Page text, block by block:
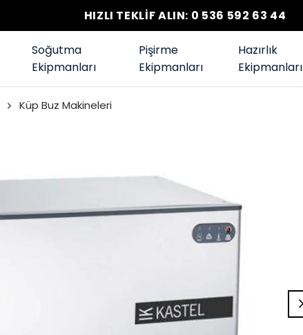
HIZLI TEKLİF ALIN: 0 536 592 63 44
Soğutma
Ekipmanları
Pişirme
Ekipmanları
Hazırlık
Ekipmanları
Küp Buz Makineleri